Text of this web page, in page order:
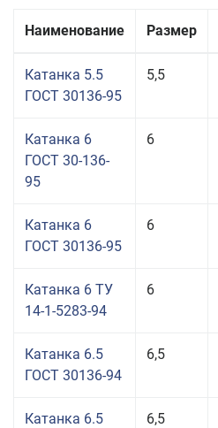
Наименование Размер
Катанка 5.5
ГОСТ 30136-95
5,5
Катанка 6
ГОСТ 30-136-
95
6
Катанка 6
ГОСТ 30136-95
6
Катанка 6 ТУ
14-1-5283-94
6
Катанка 6.5
ГОСТ 30136-94
6,5
Катанка 6.5
6,5